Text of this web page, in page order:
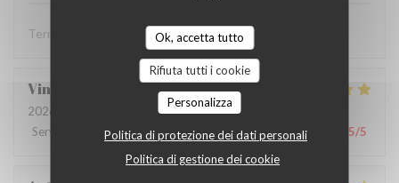
Ok, accetta tutto
Rifiuta tutti i cookie
Personalizza
Politica di protezione dei dati personali
Politica di gestione dei cookie
Terrasse agréable, service aimable et efficace
Vincent
2026-07-21
- 13:00 - Ospiti 2
Servizio
Atmosfera: 4/5 Cucina: 5/5 Qualità / Prezzo 5/5